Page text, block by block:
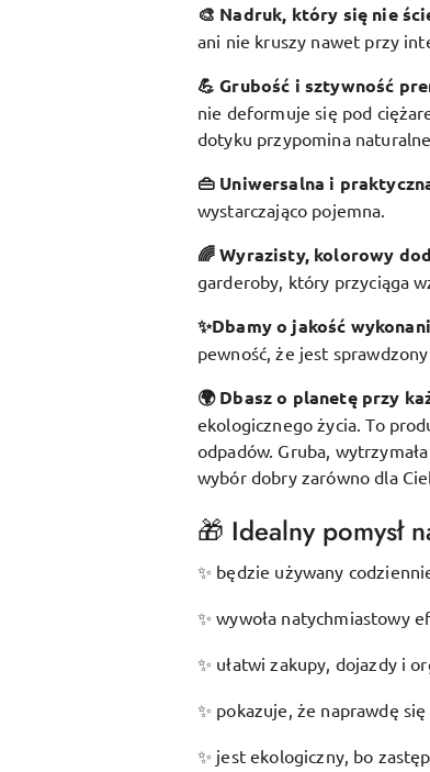
🎨 Nadruk, który się nie
ani nie kruszy nawet przy
💪 Grubość i sztywność
nie deformuje się pod
dotyku przypomina naturalne
👜 Uniwersalna i
wystarczająco pojemna.
🌈 Wyrazisty, kolorowy
garderoby, który przyciąga
✨Dbamy o jakość
pewność, że jest
🌍 Dbasz o planetę przy
ekologicznego życia. To
odpadów. Gruba,
wybór dobry zarówno dla
🎁 Idealny pomysł
✨ będzie używany
✨ wywoła natychmiastowy
✨ ułatwi zakupy, dojazdy i
✨ pokazuje, że naprawdę
✨ jest ekologiczny, bo